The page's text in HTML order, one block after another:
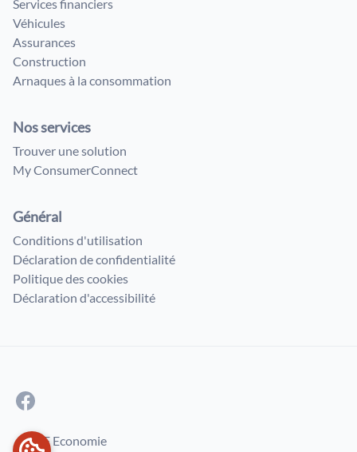
Services financiers
Véhicules
Assurances
Construction
Arnaques à la consommation
Nos services
Trouver une solution
My ConsumerConnect
Général
Conditions d'utilisation
Déclaration de confidentialité
Politique des cookies
Déclaration d'accessibilité
© SPF Economie